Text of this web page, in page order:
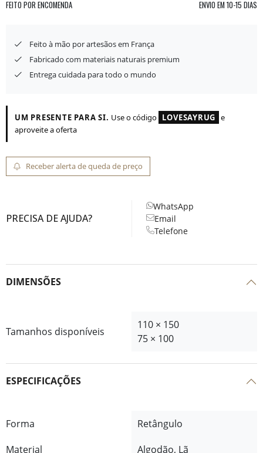
FEITO POR ENCOMENDA ENVIO EM 10-15 DIAS
Feito à mão por artesãos em França
Fabricado com materiais naturais premium
Entrega cuidada para todo o mundo
UM PRESENTE PARA SI. Use o código LOVESAYRUG e
aproveite a oferta
Receber alerta de queda de preço
PRECISA DE AJUDA?
WhatsApp
Email
Telefone
DIMENSÕES
Tamanhos disponíveis
110 × 150
75 × 100
ESPECIFICAÇÕES
Forma
Retângulo
Material
Algodão, Lã